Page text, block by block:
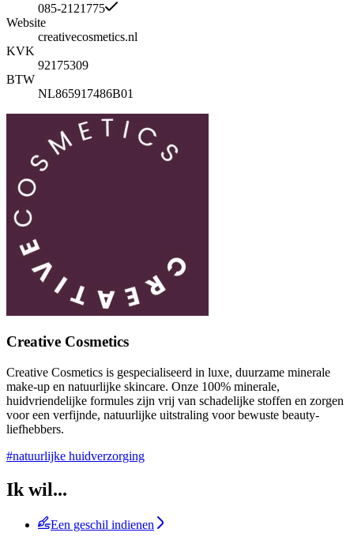
085-2121775
Website
creativecosmetics.nl
KVK
92175309
BTW
NL865917486B01
Creative Cosmetics
Creative Cosmetics is gespecialiseerd in luxe, duurzame minerale
make-up en natuurlijke skincare. Onze 100% minerale,
huidvriendelijke formules zijn vrij van schadelijke stoffen en zorgen
voor een verfijnde, natuurlijke uitstraling voor bewuste beauty-
liefhebbers.
#natuurlijke huidverzorging
Ik wil...
Een geschil indienen